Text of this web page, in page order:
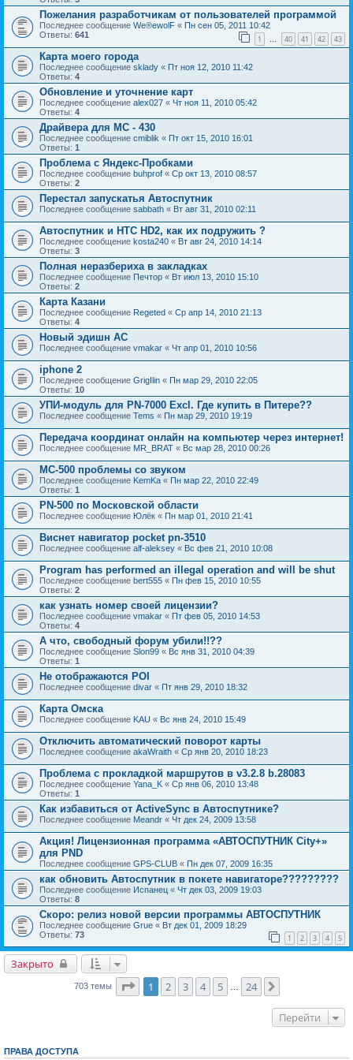
Пожелания разработчикам от пользователей программой
Последнее сообщение We®ewolF « Пн сен 05, 2011 10:42
Ответы: 641 1 … 40 41 42 43
Карта моего города
Последнее сообщение sklady « Пт ноя 12, 2010 11:42
Ответы: 4
Обновление и уточнение карт
Последнее сообщение alex027 « Чт ноя 11, 2010 05:42
Ответы: 4
Драйвера для МС - 430
Последнее сообщение cmiblik « Пт окт 15, 2010 16:01
Ответы: 1
Проблема с Яндекс-Пробками
Последнее сообщение buhprof « Ср окт 13, 2010 08:57
Ответы: 2
Перестал запускатья Автоспутник
Последнее сообщение sabbath « Вт авг 31, 2010 02:11
Автоспутник и HTC HD2, как их подружить ?
Последнее сообщение kosta240 « Вт авг 24, 2010 14:14
Ответы: 3
Полная неразбериха в закладках
Последнее сообщение Печтор « Вт июл 13, 2010 15:10
Ответы: 2
Карта Казани
Последнее сообщение Regeted « Ср апр 14, 2010 21:13
Ответы: 4
Новый эдишн АС
Последнее сообщение vmakar « Чт апр 01, 2010 10:56
iphone 2
Последнее сообщение GrigIlin « Пн мар 29, 2010 22:05
Ответы: 10
УПИ-модуль для PN-7000 Excl. Где купить в Питере??
Последнее сообщение Tems « Пн мар 29, 2010 19:19
Передача координат онлайн на компьютер через интернет!
Последнее сообщение MR_BRAT « Вс мар 28, 2010 00:26
MC-500 проблемы со звуком
Последнее сообщение KemKa « Пн мар 22, 2010 22:49
Ответы: 1
PN-500 по Московской области
Последнее сообщение Юлёк « Пн мар 01, 2010 21:41
Виснет навигатор pocket pn-3510
Последнее сообщение alf-aleksey « Вс фев 21, 2010 10:08
Program has performed an illegal operation and will be shut
Последнее сообщение bert555 « Пн фев 15, 2010 10:55
Ответы: 2
как узнать номер своей лицензии?
Последнее сообщение vmakar « Пт фев 05, 2010 14:53
Ответы: 4
А что, свободный форум убили!!??
Последнее сообщение Slon99 « Вс янв 31, 2010 04:39
Ответы: 1
Не отображаются POI
Последнее сообщение divar « Пт янв 29, 2010 18:32
Карта Омска
Последнее сообщение KAU « Вс янв 24, 2010 15:49
Отключить автоматический поворот карты
Последнее сообщение akaWraith « Ср янв 20, 2010 18:23
Проблема с прокладкой маршрутов в v3.2.8 b.28083
Последнее сообщение Yana_K « Ср янв 06, 2010 13:48
Ответы: 1
Как избавиться от ActiveSync в Автоспутнике?
Последнее сообщение Meandr « Чт дек 24, 2009 13:58
Акция! Лицензионная программа «АВТОСПУТНИК City+»
для PND
Последнее сообщение GPS-CLUB « Пн дек 07, 2009 16:35
как обновить Автоспутник в покете навигаторе?????????
Последнее сообщение Испанец « Чт дек 03, 2009 19:03
Ответы: 8
Скоро: релиз новой версии программы АВТОСПУТНИК
Последнее сообщение Grue « Вт дек 01, 2009 18:29
Ответы: 73 1 2 3 4 5
Закрыто
703 темы Страница1 из
1 2 3 4 5 24
Перейти
ПРАВА ДОСТУПА